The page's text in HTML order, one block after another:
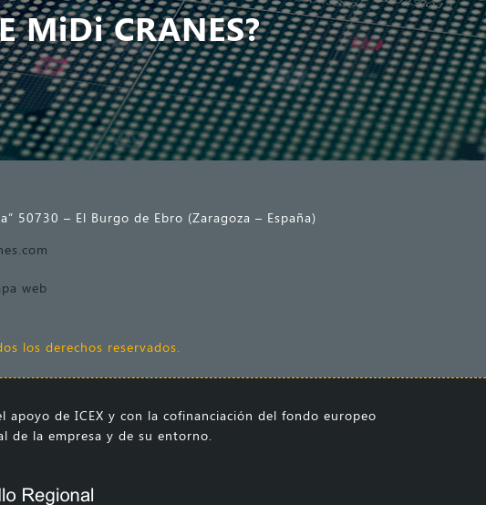
MiDi CRANES?
50730 – El Burgo de Ebro (Zaragoza – España)
web
los derechos reservados.
apoyo de ICEX y con la cofinanciación del fondo europeo
de la empresa y de su entorno.